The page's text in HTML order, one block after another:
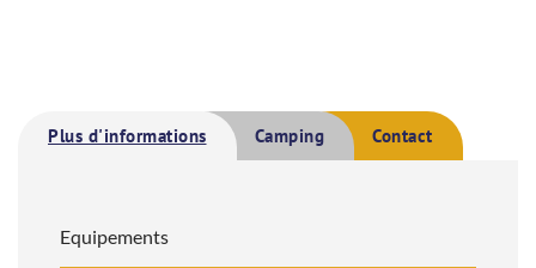
Plus d'informations Camping Contact
Equipements